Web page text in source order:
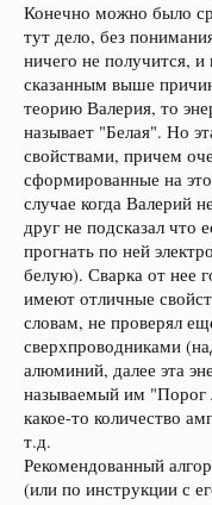
Конечно можно было
тут дело, без
ничего не получится, и
сказанным выше
теорию Валерия, то
называет "Белая". Но
свойствами, причем
сформированные на
случае когда Валерий
друг не подсказал что
прогнать по ней
белую). Сварка от нее
имеют отличные
словам, не проверял
сверхпроводниками
алюминий, далее эта
называемый им "Порог
какое-то количество
т.д.
Рекомендованный
(или по инструкции с